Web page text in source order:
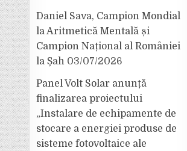
Daniel Sava, Campion Mondial
la Aritmetică Mentală și
Campion Național al României
la Șah 03/07/2026
Panel Volt Solar anunță
finalizarea proiectului
„Instalare de echipamente de
stocare a energiei produse de
sisteme fotovoltaice ale